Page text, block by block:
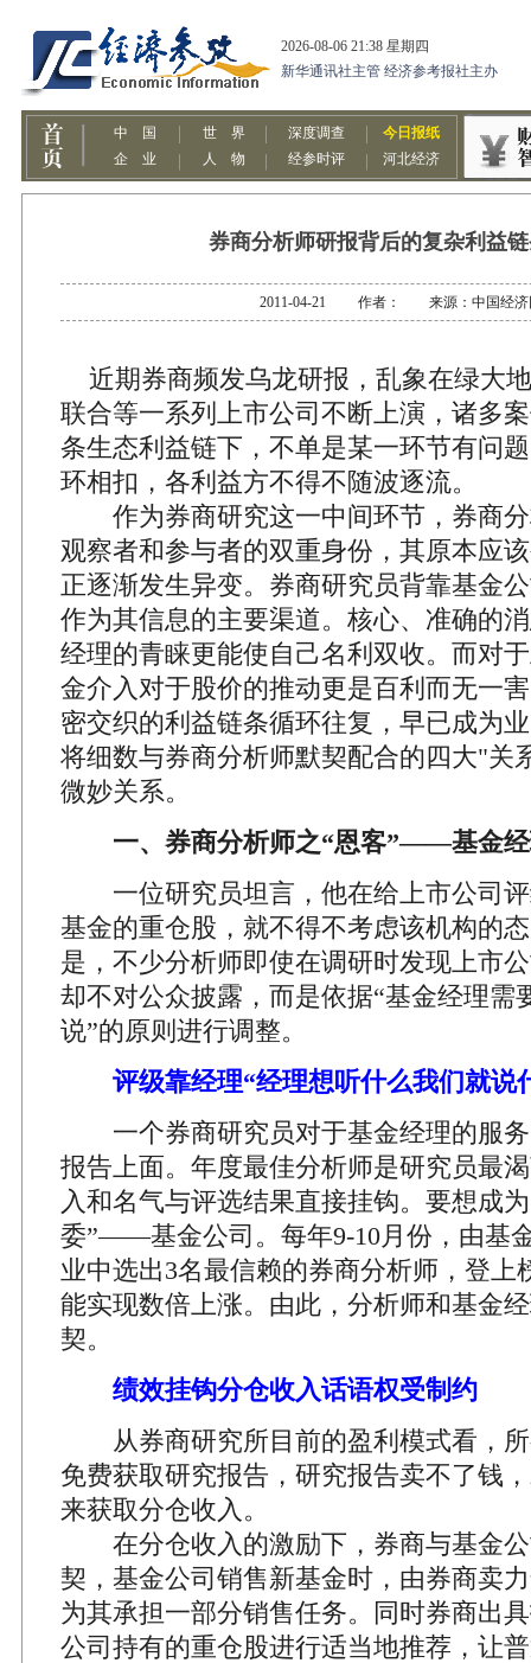
券商分析师研报背后的复杂利益
2011-04-21 作者： 来源：中国经济
近期券商频发乌龙研报，乱象在绿大
联合等一系列上市公司不断上演，诸多
条生态利益链下，不单是某一环节有问
环相扣，各利益方不得不随波逐流。
作为券商研究这一中间环节，券商分
观察者和参与者的双重身份，其原本应
正逐渐发生异变。券商研究员背靠基金
作为其信息的主要渠道。核心、准确的
经理的青睐更能使自己名利双收。而对
金介入对于股价的推动更是百利而无一
密交织的利益链条循环往复，早已成为
将细数与券商分析师默契配合的四大"关
微妙关系。
一、券商分析师之“恩客”——基金
一位研究员坦言，他在给上市公司评
基金的重仓股，就不得不考虑该机构的
是，不少分析师即使在调研时发现上市
却不对公众披露，而是依据“基金经理需
说”的原则进行调整。
评级靠经理“经理想听什么我们就说
一个券商研究员对于基金经理的服务
报告上面。年度最佳分析师是研究员最
入和名气与评选结果直接挂钩。要想成
委”——基金公司。每年9-10月份，由基
业中选出3名最信赖的券商分析师，登上
能实现数倍上涨。由此，分析师和基金
契。
绩效挂钩分仓收入话语权受制约
从券商研究所目前的盈利模式看，所
免费获取研究报告，研究报告卖不了钱
来获取分仓收入。
在分仓收入的激励下，券商与基金公
契，基金公司销售新基金时，由券商卖
为其承担一部分销售任务。同时券商出
公司持有的重仓股进行适当地推荐，让